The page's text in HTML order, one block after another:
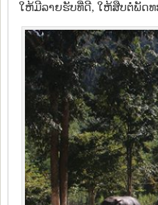
ໃຫ້ມີລາຍຮັບທີ່ດີ, ໃຫ້ສືບຕໍ່ພັດ